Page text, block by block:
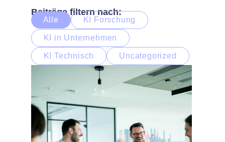
Beiträge filtern nach:
KI Forschung
KI in Unternehmen
KI Technisch Uncategorized
Alle